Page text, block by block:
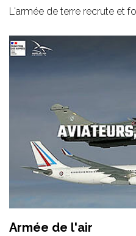
L'armée de terre recrute et
Armée de l'air